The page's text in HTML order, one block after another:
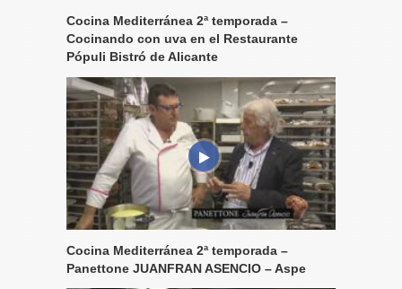
Cocina Mediterránea 2ª temporada –
Cocinando con uva en el Restaurante
Pópuli Bistró de Alicante
Cocina Mediterránea 2ª temporada –
Panettone JUANFRAN ASENCIO – Aspe